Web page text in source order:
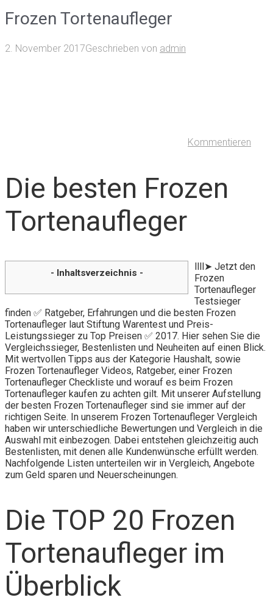
Frozen Tortenaufleger
2. November 2017Geschrieben von admin
Kommentieren
Die besten Frozen
Tortenaufleger
- Inhaltsverzeichnis -
llll➤ Jetzt den
Frozen
Tortenaufleger
Testsieger
finden ✅ Ratgeber, Erfahrungen und die besten Frozen
Tortenaufleger laut Stiftung Warentest und Preis-
Leistungssieger zu Top Preisen ✅ 2017. Hier sehen Sie die
Vergleichssieger, Bestenlisten und Neuheiten auf einen Blick.
Mit wertvollen Tipps aus der Kategorie Haushalt, sowie
Frozen Tortenaufleger Videos, Ratgeber, einer Frozen
Tortenaufleger Checkliste und worauf es beim Frozen
Tortenaufleger kaufen zu achten gilt. Mit unserer Aufstellung
der besten Frozen Tortenaufleger sind sie immer auf der
richtigen Seite. In unserem Frozen Tortenaufleger Vergleich
haben wir unterschiedliche Bewertungen und Vergleich in die
Auswahl mit einbezogen. Dabei entstehen gleichzeitig auch
Bestenlisten, mit denen alle Kundenwünsche erfüllt werden.
Nachfolgende Listen unterteilen wir in Vergleich, Angebote
zum Geld sparen und Neuerscheinungen.
Die TOP 20 Frozen
Tortenaufleger im
Überblick